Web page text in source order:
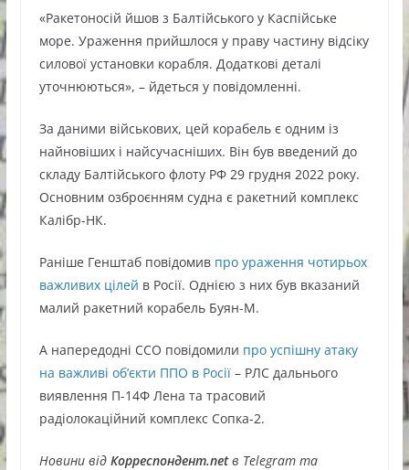
«Ракетоносій йшов з Балтійського у Каспійське
море. Ураження прийшлося у праву частину відсіку
силової установки корабля. Додаткові деталі
уточнюються», – йдеться у повідомленні.
За даними військових, цей корабель є одним із
найновіших і найсучасніших. Він був введений до
складу Балтійського флоту РФ 29 грудня 2022 року.
Основним озброєнням судна є ракетний комплекс
Калібр-НК.
Раніше Генштаб повідомив про ураження чотирьох
важливих цілей в Росії. Однією з них був вказаний
малий ракетний корабель Буян-М.
А напередодні ССО повідомили про успішну атаку
на важливі обʼєкти ППО в Росії– РЛС дальнього
виявлення П-14Ф Лена та трасовий
радіолокаційний комплекс Сопка-2.
Новини відКорреспондент.netв Telegram та